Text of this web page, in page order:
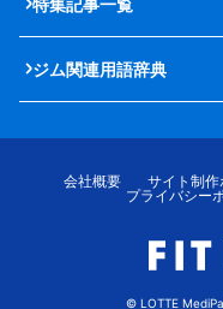
ジム関連用語辞典
会社概要 サイト制作
プライバシー
© LOTTE